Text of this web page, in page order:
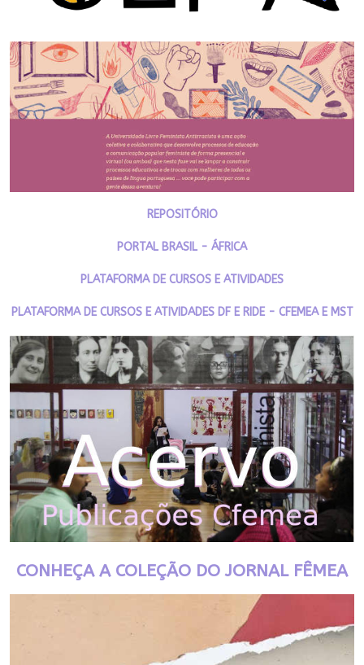
REPOSITÓRIO
PORTAL BRASIL - ÁFRICA
PLATAFORMA DE CURSOS E ATIVIDADES
PLATAFORMA DE CURSOS E ATIVIDADES DF E RIDE - CFEMEA E MST
CONHEÇA A COLEÇÃO DO JORNAL FÊMEA